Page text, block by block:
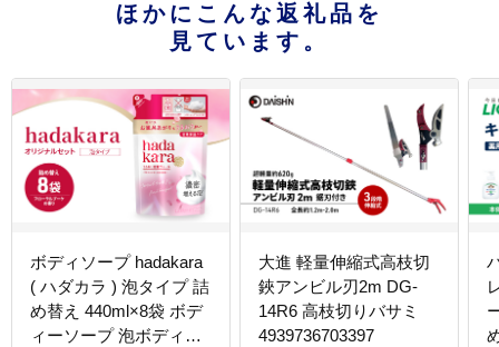
ほかにこんな返礼品を
見ています。
ボディソープ hadakara
( ハダカラ ) 泡タイプ 詰
め替え 440ml×8袋 ボデ
ィーソープ 泡ボディソ
大進 軽量伸縮式高枝切
鋏アンビル刃2m DG-
14R6 高枝切りバサミ
4939736703397